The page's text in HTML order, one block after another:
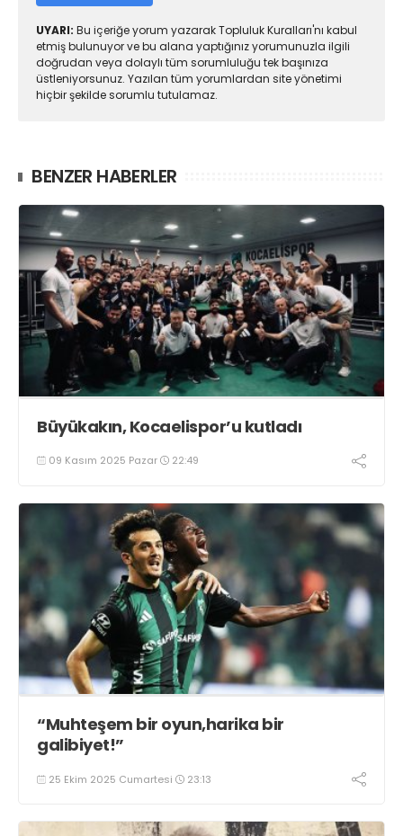
UYARI: Bu içeriğe yorum yazarak Topluluk Kuralları'nı kabul
etmiş bulunuyor ve bu alana yaptığınız yorumunuzla ilgili
doğrudan veya dolaylı tüm sorumluluğu tek başınıza
üstleniyorsunuz. Yazılan tüm yorumlardan site yönetimi
hiçbir şekilde sorumlu tutulamaz.
BENZER HABERLER
Büyükakın, Kocaelispor’u kutladı
09 Kasım 2025 Pazar 22:49
“Muhteşem bir oyun,harika bir
galibiyet!”
25 Ekim 2025 Cumartesi 23:13